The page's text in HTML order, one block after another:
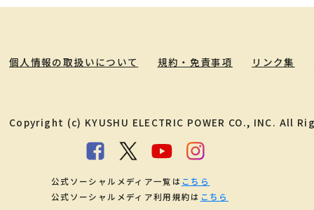
個人情報の取扱いについて 規約・免責事項 リンク集
Copyright (c) KYUSHU ELECTRIC POWER CO., INC. All
公式ソーシャルメディア一覧は こちら
公式ソーシャルメディア利用規約は こちら